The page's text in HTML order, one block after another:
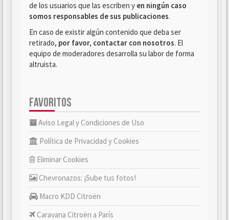
de los usuarios que las escriben y en ningún caso
somos responsables de sus publicaciones.
En caso de existir algún contenido que deba ser
retirado, por favor, contactar con nosotros. El
equipo de moderadores desarrolla su labor de forma
altruista.
FAVORITOS
Aviso Legal y Condiciones de Uso
Política de Privacidad y Cookies
Eliminar Cookies
Chevronazos: ¡Sube tus fotos!
Macro KDD Citroën
Caravana Citroën a París